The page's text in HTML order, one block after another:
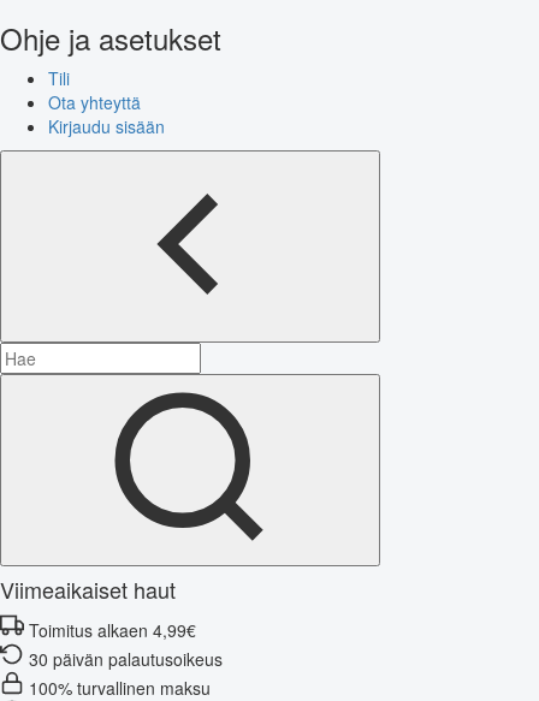
Ohje ja asetukset
Tili
Ota yhteyttä
Kirjaudu sisään
Viimeaikaiset haut
Toimitus alkaen 4,99€
30 päivän palautusoikeus
100% turvallinen maksu